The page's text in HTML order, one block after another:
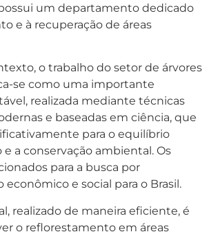
um departamento dedicado
e à recuperação de áreas
o trabalho do setor de árvores
se como uma importante
realizada mediante técnicas
e baseadas em ciência, que
para o equilíbrio
a conservação ambiental. Os
para a busca por
e social para o Brasil.
realizado de maneira eficiente, é
o reflorestamento em áreas